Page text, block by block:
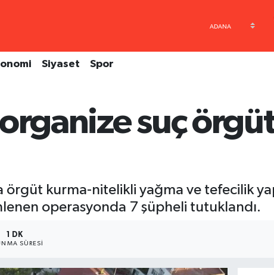
Siyaset Spor
suç
örgüt kurma-nitelikli yağma ve tefecilik
operasyonda 7 şüpheli tutuklandı.
1 DK
SÜRESI